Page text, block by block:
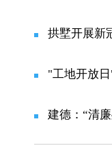
拱墅开展新
"工地开放
建德：“清